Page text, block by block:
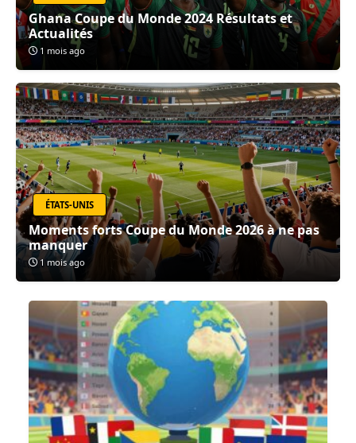
Ghana Coupe du Monde 2024 Résultats et
Actualités
1 mois ago
ÉTATS-UNIS
Moments forts Coupe du Monde 2026 à ne pas
manquer
1 mois ago